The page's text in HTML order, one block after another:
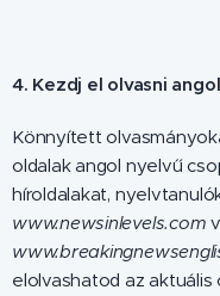
4. Kezdj el olvasni
Könnyített
oldalak angol nyelvű
híroldalakat,
www.newsinlevels.com
elolvashatod az aktuális